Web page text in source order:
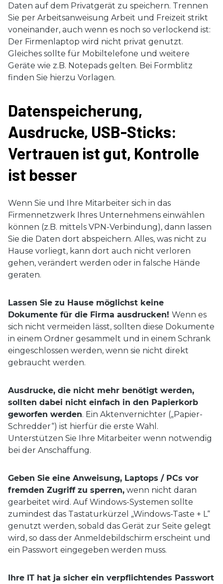
Daten auf dem Privatgerät zu speichern. Trennen
Sie per Arbeitsanweisung Arbeit und Freizeit strikt
voneinander, auch wenn es noch so verlockend ist:
Der Firmenlaptop wird nicht privat genutzt.
Gleiches sollte für Mobiltelefone und weitere
Geräte wie z.B. Notepads gelten. Bei Formblitz
finden Sie hierzu Vorlagen.
Datenspeicherung,
Ausdrucke, USB-Sticks:
Vertrauen ist gut, Kontrolle
ist besser
Wenn Sie und Ihre Mitarbeiter sich in das
Firmennetzwerk Ihres Unternehmens einwählen
können (z.B. mittels VPN-Verbindung), dann lassen
Sie die Daten dort abspeichern. Alles, was nicht zu
Hause vorliegt, kann dort auch nicht verloren
gehen, verändert werden oder in falsche Hände
geraten.
Lassen Sie zu Hause möglichst keine
Dokumente für die Firma ausdrucken! Wenn es
sich nicht vermeiden lässt, sollten diese Dokumente
in einem Ordner gesammelt und in einem Schrank
eingeschlossen werden, wenn sie nicht direkt
gebraucht werden.
Ausdrucke, die nicht mehr benötigt werden,
sollten dabei nicht einfach in den Papierkorb
geworfen werden. Ein Aktenvernichter („Papier-
Schredder“) ist hierfür die erste Wahl.
Unterstützen Sie Ihre Mitarbeiter wenn notwendig
bei der Anschaffung.
Geben Sie eine Anweisung, Laptops / PCs vor
fremden Zugriff zu sperren, wenn nicht daran
gearbeitet wird. Auf Windows-Systemen sollte
zumindest das Tastaturkürzel „Windows-Taste + L“
genutzt werden, sobald das Gerät zur Seite gelegt
wird, so dass der Anmeldebildschirm erscheint und
ein Passwort eingegeben werden muss.
Ihre IT hat ja sicher ein verpflichtendes Passwort